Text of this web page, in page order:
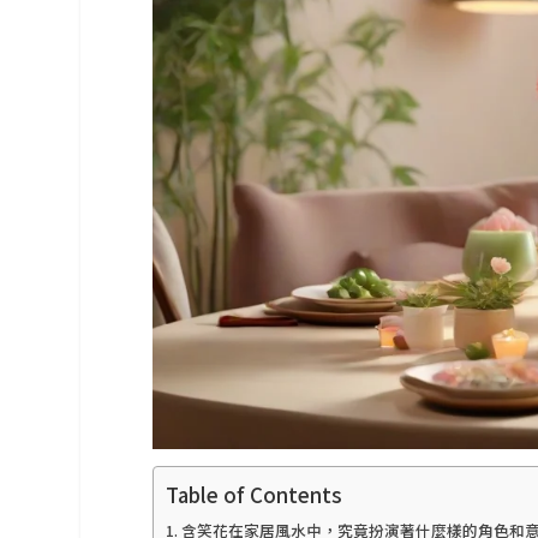
Table of Contents
含笑花在家居風水中，究竟扮演著什麼樣的角色和